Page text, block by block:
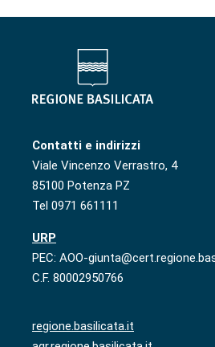
Contatti e indirizzi
Viale Vincenzo Verrastro, 4
85100 Potenza PZ
Tel 0971 661111
URP
PEC: AOO-
C.F. 80002950766
regione.basilicata.it